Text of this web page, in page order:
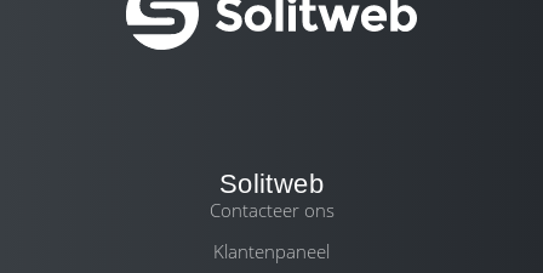
Solitweb
Contacteer ons
Klantenpaneel